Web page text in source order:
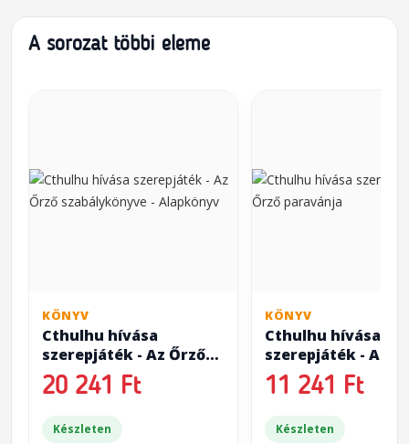
A sorozat többi eleme
KÖNYV
Cthulhu hívása
szerepjáték - Az Őrző
szabálykönyve -
Alapkönyv
20 241 Ft
Készleten
KÖNYV
Cthulhu hívása
szerepjáték - Az
paravánja
11 241 Ft
Készleten